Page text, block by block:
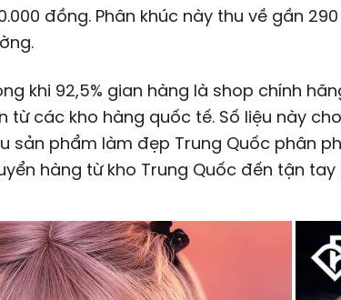
đồng. Phân khúc này thu về gần
khi 92,5% gian hàng là shop chính
từ các kho hàng quốc tế. Số liệu này
sản phẩm làm đẹp Trung Quốc phân
hàng từ kho Trung Quốc đến tận tay